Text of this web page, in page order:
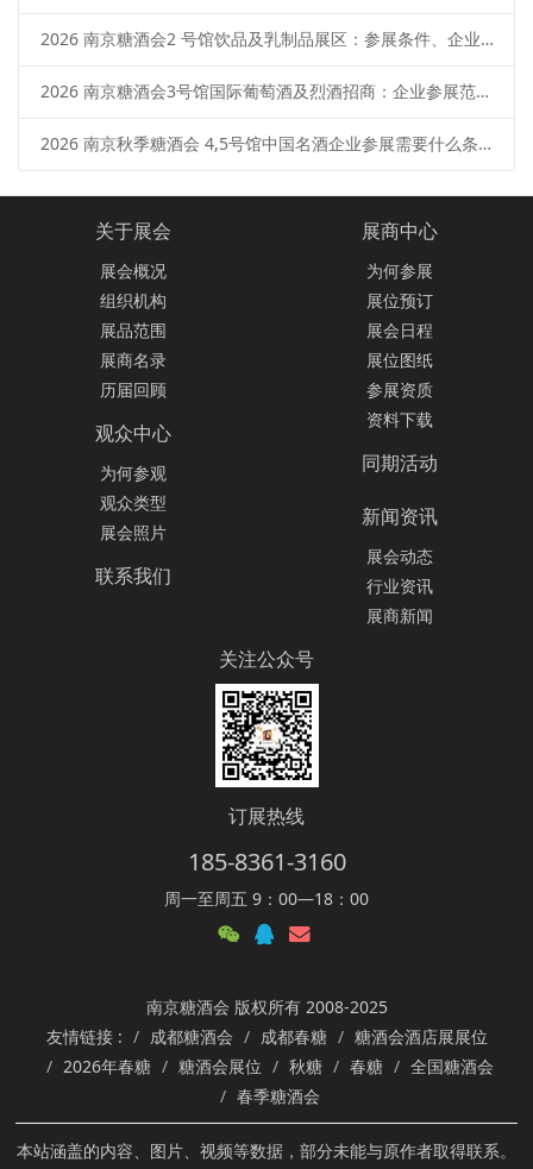
2026 南京糖酒会2 号馆饮品及乳制品展区：参展条件、企业范围、报名流程
2026 南京糖酒会3号馆国际葡萄酒及烈酒招商：企业参展范围、报名流程、展位预定
2026 南京秋季糖酒会 4,5号馆中国名酒企业参展需要什么条件？范围 + 流程
关于展会
展会概况
组织机构
展品范围
展商名录
历届回顾
展商中心
为何参展
展位预订
展会日程
展位图纸
参展资质
资料下载
观众中心
为何参观
观众类型
展会照片
同期活动
新闻资讯
展会动态
行业资讯
展商新闻
联系我们
关注公众号
订展热线
185-8361-3160
周一至周五 9：00—18：00
南京糖酒会 版权所有 2008-2025
友情链接 :
成都糖酒会 成都春糖
糖酒会酒店展展位
2026年春糖
糖酒会展位 秋糖 春糖
全国糖酒会
春季糖酒会
本站涵盖的内容、图片、视频等数据，部分未能与原作者取得联系。